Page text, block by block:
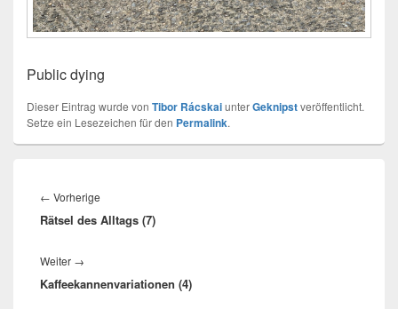
Public dying
Dieser Eintrag wurde von Tibor RácskaiunterGeknipstveröffentlicht.
Setze ein Lesezeichen für den Permalink.
← Vorherige
Beitrag:
Rätsel des Alltags (7)
Weiter →
Beitrag:
Kaffeekannenvariationen (4)